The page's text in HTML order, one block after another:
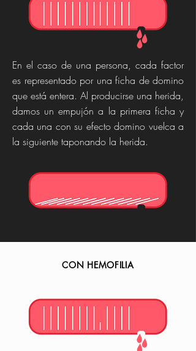
En el caso de una persona, cada factor
es representado por una ficha de domino
que está entera. Al producirse una herida,
damos un empujón a la primera ficha y
cada una con su efecto domino vuelca a
la siguiente taponando la herida.
CON HEMOFILIA